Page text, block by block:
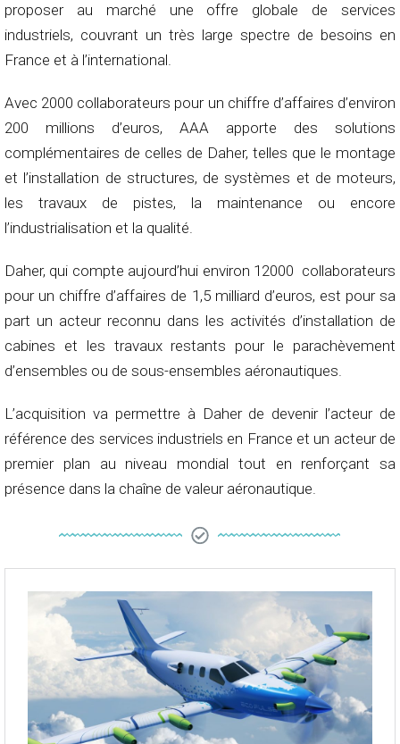
proposer au marché une offre globale de services
industriels, couvrant un très large spectre de besoins en
France et à l’international.
Avec 2000 collaborateurs pour un chiffre d’affaires d’environ
200 millions d’euros, AAA apporte des solutions
complémentaires de celles de Daher, telles que le montage
et l’installation de structures, de systèmes et de moteurs,
les travaux de pistes, la maintenance ou encore
l’industrialisation et la qualité.
Daher, qui compte aujourd’hui environ 12000 collaborateurs
pour un chiffre d’affaires de 1,5 milliard d’euros, est pour sa
part un acteur reconnu dans les activités d’installation de
cabines et les travaux restants pour le parachèvement
d’ensembles ou de sous-ensembles aéronautiques.
L’acquisition va permettre à Daher de devenir l’acteur de
référence des services industriels en France et un acteur de
premier plan au niveau mondial tout en renforçant sa
présence dans la chaîne de valeur aéronautique.